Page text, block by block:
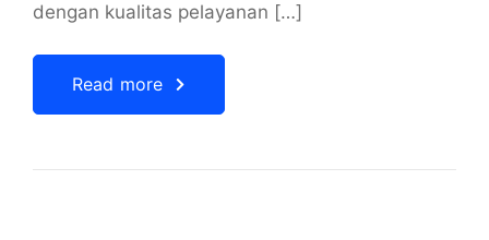
dengan kualitas pelayanan […]
Read more